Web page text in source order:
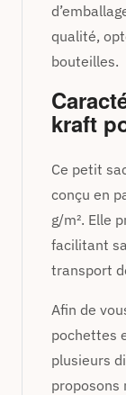
qualité,
bouteilles.
kraft
Ce petit
conçu en
g/m². Elle
facilitant
transport
Afin de
pochettes
plusieurs
proposons